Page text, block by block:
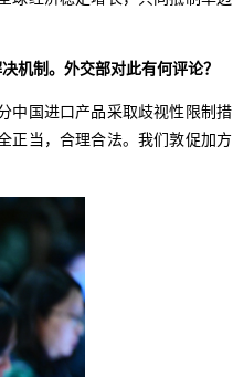
机制。外交部对此有何评论？
中国进口产品采取歧视性限制措
正当，合理合法。我们敦促加方